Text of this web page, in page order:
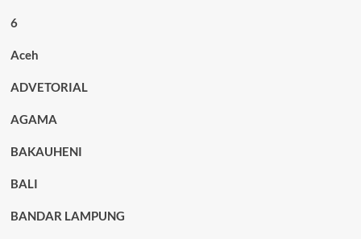
6
Aceh
ADVETORIAL
AGAMA
BAKAUHENI
BALI
BANDAR LAMPUNG